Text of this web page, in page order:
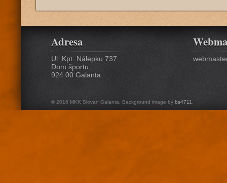
Adresa
Ul. Kpt. Nálepku 737
Dom športu
924 00 Galanta
© 2016 MKK Slovan Galanta. Background image by bs4711